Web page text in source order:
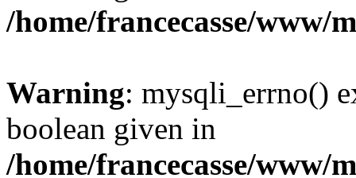
/home/francecasse/www/
Warning: mysqli_errno()
boolean given in
/home/francecasse/www/